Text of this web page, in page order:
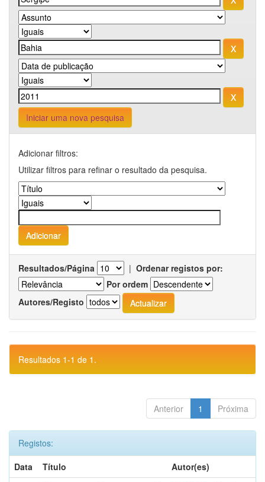
Iniciar uma nova pesquisa
Adicionar filtros:
Utilizar filtros para refinar o resultado da pesquisa.
Resultados/Página | Ordenar registos por:
Por ordem
Autores/Registo
Resultados 1-1 de 1.
Anterior 1 Próxima
Registos:
Data
Título
Autor(es)